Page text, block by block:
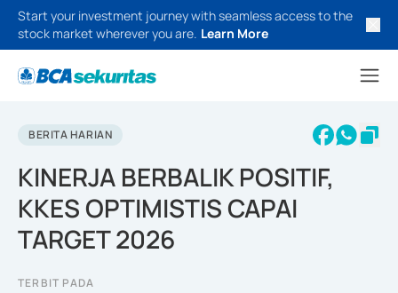
Start your investment journey with seamless access to the
stock market wherever you are. Learn More
BERITA HARIAN
KINERJA BERBALIK POSITIF,
KKES OPTIMISTIS CAPAI
TARGET 2026
TERBIT PADA